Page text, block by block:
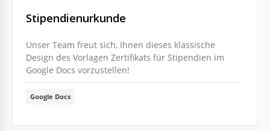
Stipendienurkunde
Unser Team freut sich, Ihnen dieses klassische
Design des Vorlagen Zertifikats für Stipendien im
Google Docs vorzustellen!
Google Docs